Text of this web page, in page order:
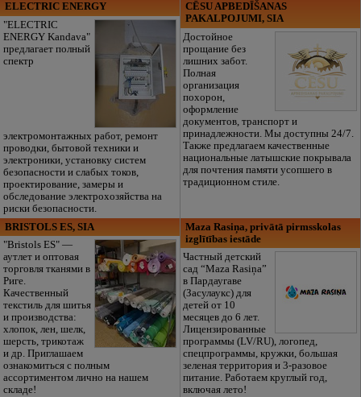
ELECTRIC ENERGY
"ELECTRIC
ENERGY Kandava"
предлагает полный
спектр
электромонтажных работ, ремонт
проводки, бытовой техники и
электроники, установку систем
безопасности и слабых токов,
проектирование, замеры и
обследование электрохозяйства на
риски безопасности.
CĒSU APBEDĪŠANAS
PAKALPOJUMI, SIA
Достойное
прощание без
лишних забот.
Полная
организация
похорон,
оформление
документов, транспорт и
принадлежности. Мы доступны 24/7.
Также предлагаем качественные
национальные латышские покрывала
для почтения памяти усопшего в
традиционном стиле.
BRISTOLS ES, SIA
"Bristols ES" —
аутлет и оптовая
торговля тканями в
Риге.
Качественный
текстиль для шитья
и производства:
хлопок, лен, шелк,
шерсть, трикотаж
и др. Приглашаем
ознакомиться с полным
ассортиментом лично на нашем
складе!
Maza Rasiņa, privātā pirmsskolas
izglītības iestāde
Частный детский
сад “Maza Rasiņa”
в Пардаугаве
(Засулаукс) для
детей от 10
месяцев до 6 лет.
Лицензированные
программы (LV/RU), логопед,
спецпрограммы, кружки, большая
зеленая территория и 3-разовое
питание. Работаем круглый год,
включая лето!